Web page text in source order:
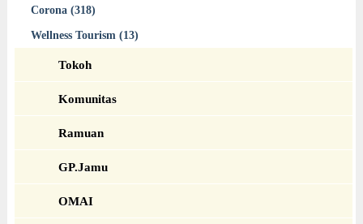
Corona (318)
Wellness Tourism (13)
Tokoh
Komunitas
Ramuan
GP.Jamu
OMAI